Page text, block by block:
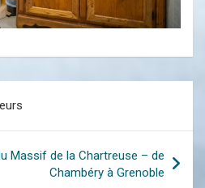
Massif de la Chartreuse – de
Chambéry à Grenoble